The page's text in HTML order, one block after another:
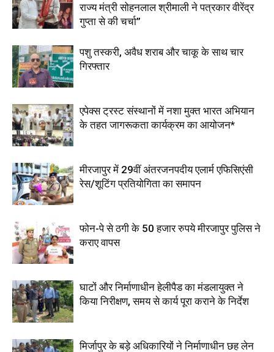
राज्य मंत्री सोहनलाल श्रीमाली ने पत्रकार वीरेंद्र
गुप्ता से की चर्चा”
पशु तस्करी, अवैध शराब और चाकू के साथ चार
गिरफ्तार
एपेक्स ट्रस्ट संस्थानों में नशा मुक्त भारत अभियान
के तहत जागरूकता कार्यक्रम का आयोजन*
मीरजापुर में 29वीं अंतरजनपदीय एलार्म एफिसिएंसी
रेस/शूटिंग प्रतियोगिता का समापन
फोन-पे से ठगी के 50 हजार रुपये मीरजापुर पुलिस ने
कराए वापस
घाटों और निर्माणाधीन हेलीपैड का मंडलायुक्त ने
किया निरीक्षण, समय से कार्य पूरा कराने के निर्देश
मिर्जापुर के बड़े अधिकारियों ने निर्माणाधीन छह लेन